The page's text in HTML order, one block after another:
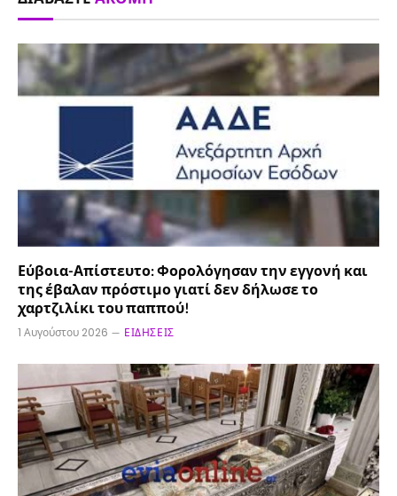
Εύβοια-Απίστευτο: Φορολόγησαν την εγγονή και
της έβαλαν πρόστιμο γιατί δεν δήλωσε το
χαρτζιλίκι του παππού!
1 Αυγούστου 2026 ΕΙΔΉΣΕΙΣ